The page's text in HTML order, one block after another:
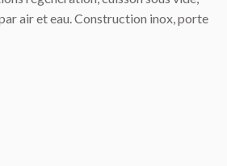
air et eau. Construction inox, porte